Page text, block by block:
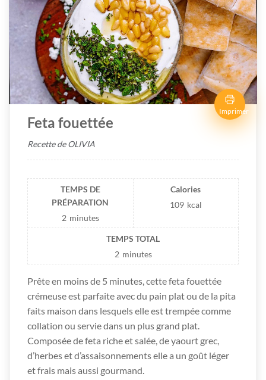
Imprimer
Feta fouettée
Recette de OLIVIA
TEMPS DE
PRÉPARATION
2 minutes
Calories
109 kcal
TEMPS TOTAL
2 minutes
Prête en moins de 5 minutes, cette feta fouettée
crémeuse est parfaite avec du pain plat ou de la pita
faits maison dans lesquels elle est trempée comme
collation ou servie dans un plus grand plat.
Composée de feta riche et salée, de yaourt grec,
d’herbes et d’assaisonnements elle a un goût léger
et frais mais aussi gourmand.